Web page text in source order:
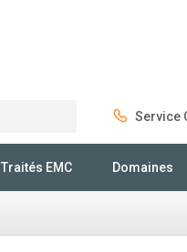
Service
Traités EMC Domaines